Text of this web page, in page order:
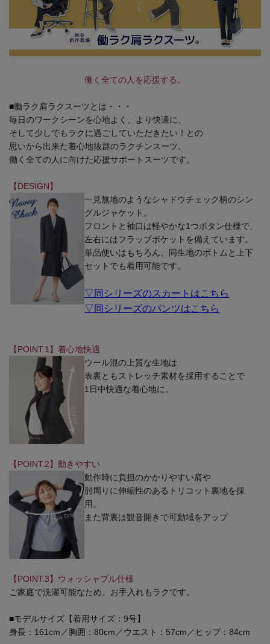
働く全ての人を応援する。
■働ラク肩ラクスーツとは・・・
毎日のワークシーンを心地よく、より快適に、
そして少しでもラクに過ごしていただきたい！との
思いから出来た着心地抜群のラクチンスーツ。
働く全ての人に向けた応援サポートスーツです。
【DESIGN】
一見無地のようなシャドウチェック柄のシン
グルジャケット。
フロントと袖口は軽やかな1つボタン仕様で、
左右にはフラップポケットを備えています。
単品使いはもちろん、同生地のボトムと上下
セットでも着用可能です。
▽同シリーズのスカートはこちら
▽同シリーズのパンツはこちら
【POINT.1】着心地快適
ウール混の上質な生地は
表裏ともストレッチ素材を採用することで
1日中快適な着心地に。
【POINT.2】動きやすい
動作時に負担のかかりやすい肩や
肘周りに伸縮性のあるトリコット裏地を採
用。
また背裏は観音開きで可動域をアップ
【POINT.3】ウォッシャブル仕様
ご家庭で洗濯可能なため、お手入れもラクです。
■モデルサイズ【着用サイズ：9号】
身長：161cm／胸囲：80cm／ウエスト：57cm／ヒップ：84cm